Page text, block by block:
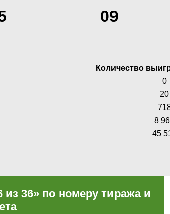
09
Количество
0
20
8
45
36» по номеру тиража и